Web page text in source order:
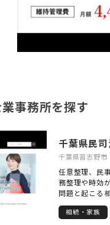
業事務所を探す
千葉県民
千葉県習志野市
任意整理、民
務整理や時効
問題と起こる
事務処理など
通事故への対
相続・家族